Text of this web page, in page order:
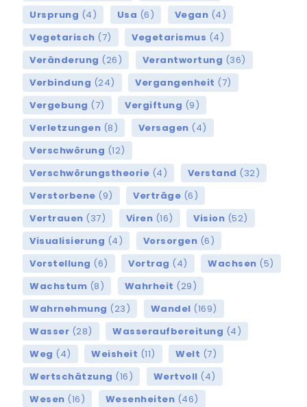
Ursprung (4) Usa (6) Vegan (4)
Vegetarisch (7) Vegetarismus (4)
Veränderung (26) Verantwortung (36)
Verbindung (24) Vergangenheit (7)
Vergebung (7) Vergiftung (9)
Verletzungen (8) Versagen (4)
Verschwörung (12)
Verschwörungstheorie (4) Verstand (32)
Verstorbene (9) Verträge (6)
Vertrauen (37) Viren (16) Vision (52)
Visualisierung (4) Vorsorgen (6)
Vorstellung (6) Vortrag (4) Wachsen (5)
Wachstum (8) Wahrheit (29)
Wahrnehmung (23) Wandel (169)
Wasser (28) Wasseraufbereitung (4)
Weg (4) Weisheit (11) Welt (7)
Wertschätzung (16) Wertvoll (4)
Wesen (16) Wesenheiten (46)